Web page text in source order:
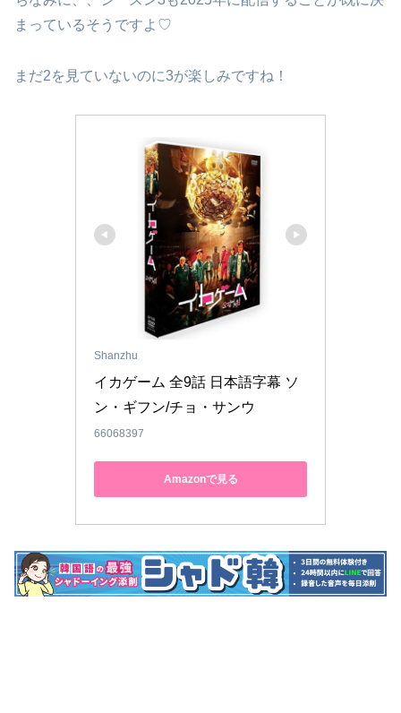
まっているそうですよ♡
まだ2を見ていないのに3が楽しみですね！
Shanzhu
イカゲーム 全9話 日本語字幕 ソ
ン・ギフン/チョ・サンウ
66068397
Amazonで見る